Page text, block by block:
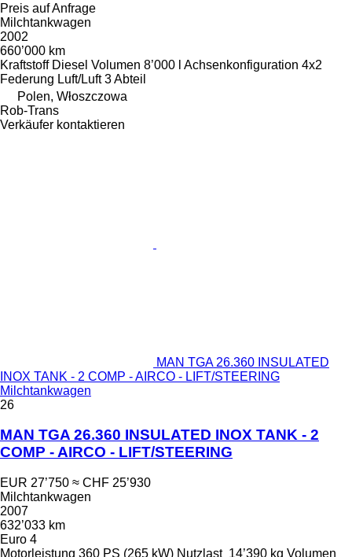
Preis auf Anfrage
Milchtankwagen
2002
660’000 km
Kraftstoff Diesel Volumen 8’000 l Achsenkonfiguration 4x2
Federung Luft/Luft 3 Abteil
Polen, Włoszczowa
Rob-Trans
Verkäufer kontaktieren
MAN TGA 26.360 INSULATED
INOX TANK - 2 COMP - AIRCO - LIFT/STEERING
Milchtankwagen
26
MAN TGA 26.360 INSULATED INOX TANK - 2
COMP - AIRCO - LIFT/STEERING
EUR 27’750 ≈ CHF 25’930
Milchtankwagen
2007
632’033 km
Euro 4
Motorleistung 360 PS (265 kW) Nutzlast 14’390 kg Volumen